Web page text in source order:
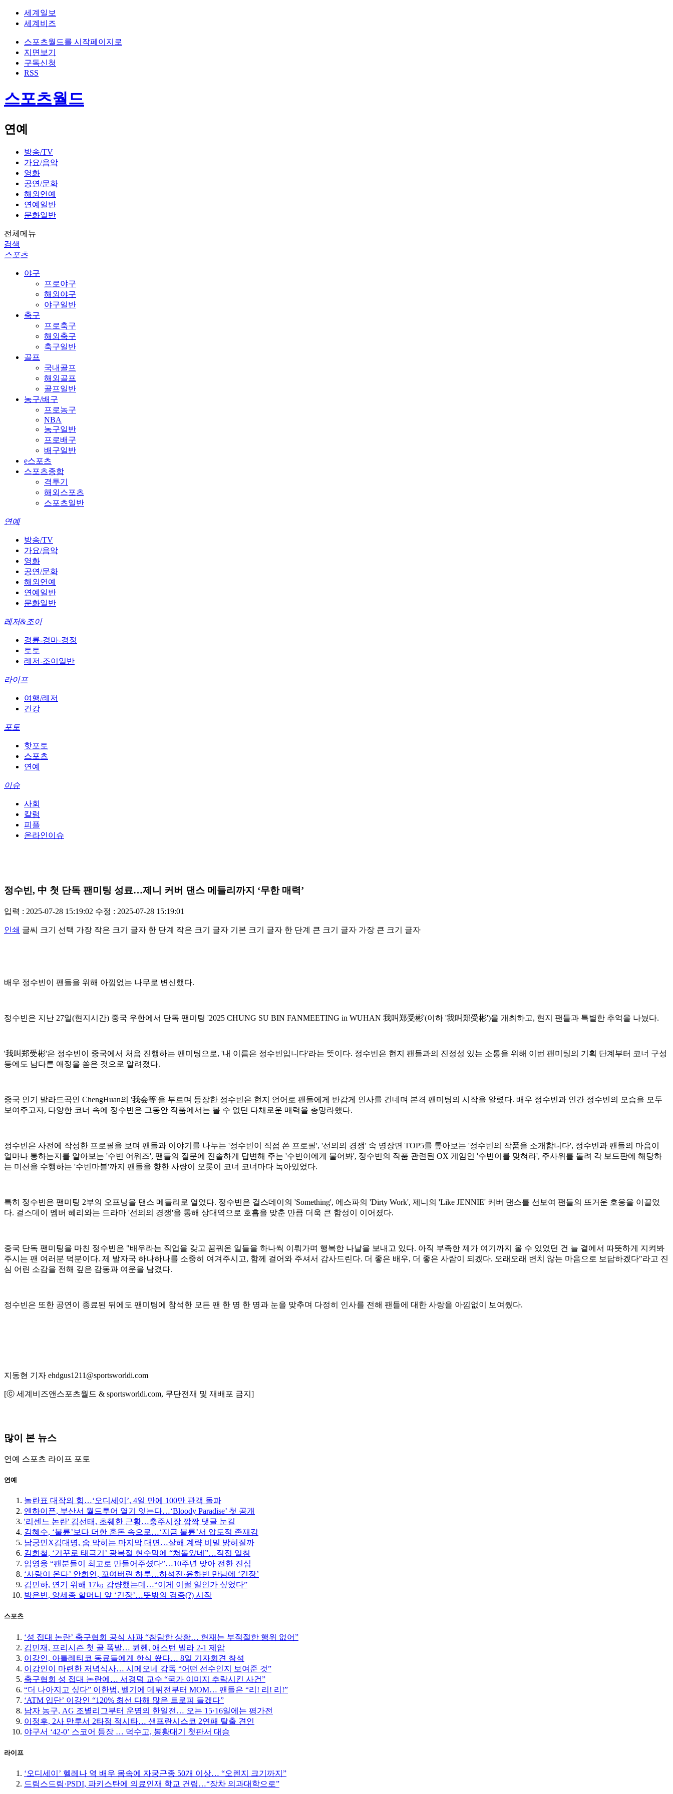
세계일보
세계비즈
스포츠월드를 시작페이지로
지면보기
구독신청
RSS
스포츠월드
연예
방송/TV
가요/음악
영화
공연/문화
해외연예
연예일반
문화일반
전체메뉴
검색
스포츠
야구
프로야구
해외야구
야구일반
축구
프로축구
해외축구
축구일반
골프
국내골프
해외골프
골프일반
농구/배구
프로농구
NBA
농구일반
프로배구
배구일반
e스포츠
스포츠종합
격투기
해외스포츠
스포츠일반
연예
방송/TV
가요/음악
영화
공연/문화
해외연예
연예일반
문화일반
레저&조이
경륜-경마-경정
토토
레저-조이일반
라이프
여행/레저
건강
포토
핫포토
스포츠
연예
이슈
사회
칼럼
피플
온라인이슈
정수빈, 中 첫 단독 팬미팅 성료…제니 커버 댄스 메들리까지 ‘무한 매력’
입력 : 2025-07-28 15:19:02 수정 : 2025-07-28 15:19:01
인쇄 글씨 크기 선택 가장 작은 크기 글자 한 단계 작은 크기 글자 기본 크기 글자 한 단계 큰 크기 글자 가장 큰 크기 글자
배우 정수빈이 팬들을 위해 아낌없는 나무로 변신했다.
정수빈은 지난 27일(현지시간) 중국 우한에서 단독 팬미팅 '2025 CHUNG SU BIN FANMEETING in WUHAN 我叫郑受彬'(이하 '我叫郑受彬')을 개최하고, 현지 팬들과 특별한 추억을 나눴다.
'我叫郑受彬'은 정수빈이 중국에서 처음 진행하는 팬미팅으로, '내 이름은 정수빈입니다'라는 뜻이다. 정수빈은 현지 팬들과의 진정성 있는 소통을 위해 이번 팬미팅의 기획 단계부터 코너 구성
등에도 남다른 애정을 쏟은 것으로 알려졌다.
중국 인기 발라드곡인 ChengHuan의 '我会等'을 부르며 등장한 정수빈은 현지 언어로 팬들에게 반갑게 인사를 건네며 본격 팬미팅의 시작을 알렸다. 배우 정수빈과 인간 정수빈의 모습을 모두
보여주고자, 다양한 코너 속에 정수빈은 그동안 작품에서는 볼 수 없던 다채로운 매력을 총망라했다.
정수빈은 사전에 작성한 프로필을 보며 팬들과 이야기를 나누는 '정수빈이 직접 쓴 프로필', '선의의 경쟁' 속 명장면 TOP5를 톺아보는 '정수빈의 작품을 소개합니다', 정수빈과 팬들의 마음이
얼마나 통하는지를 알아보는 '수빈 어워즈', 팬들의 질문에 진솔하게 답변해 주는 '수빈이에게 물어봐', 정수빈의 작품 관련된 OX 게임인 '수빈이를 맞혀라', 주사위를 돌려 각 보드판에 해당하
는 미션을 수행하는 '수빈마블'까지 팬들을 향한 사랑이 오롯이 코너 코너마다 녹아있었다.
특히 정수빈은 팬미팅 2부의 오프닝을 댄스 메들리로 열었다. 정수빈은 걸스데이의 'Something', 에스파의 'Dirty Work', 제니의 'Like JENNIE' 커버 댄스를 선보여 팬들의 뜨거운 호응을 이끌었
다. 걸스데이 멤버 혜리와는 드라마 '선의의 경쟁'을 통해 상대역으로 호흡을 맞춘 만큼 더욱 큰 함성이 이어졌다.
중국 단독 팬미팅을 마친 정수빈은 "배우라는 직업을 갖고 꿈꿔온 일들을 하나씩 이뤄가며 행복한 나날을 보내고 있다. 아직 부족한 제가 여기까지 올 수 있었던 건 늘 곁에서 따뜻하게 지켜봐
주시는 팬 여러분 덕분이다. 제 발자국 하나하나를 소중히 여겨주시고, 함께 걸어와 주셔서 감사드린다. 더 좋은 배우, 더 좋은 사람이 되겠다. 오래오래 변치 않는 마음으로 보답하겠다"라고 진
심 어린 소감을 전해 깊은 감동과 여운을 남겼다.
정수빈은 또한 공연이 종료된 뒤에도 팬미팅에 참석한 모든 팬 한 명 한 명과 눈을 맞추며 다정히 인사를 전해 팬들에 대한 사랑을 아낌없이 보여줬다.
지동현 기자 ehdgus1211@sportsworldi.com
[ⓒ 세계비즈앤스포츠월드 & sportsworldi.com, 무단전재 및 재배포 금지]
많이 본 뉴스
연예 스포츠 라이프 포토
연예
놀란표 대작의 힘…‘오디세이’, 4일 만에 100만 관객 돌파
엔하이픈, 부산서 월드투어 열기 잇는다…‘Bloody Paradise’ 첫 공개
'리센느 논란' 김선태, 초췌한 근황…충주시장 깜짝 댓글 눈길
김혜수, ‘불륜’보다 더한 혼돈 속으로…‘지금 불륜’서 압도적 존재감
남궁민X김대명, 숨 막히는 마지막 대면…살해 계략 비밀 밝혀질까
김희철, ‘거꾸로 태극기’ 광복절 현수막에 “쳐돌았네”…직접 일침
임영웅 “팬분들이 최고로 만들어주셨다”…10주년 맞아 전한 진심
‘사랑이 온다’ 안희연, 꼬여버린 하루…하석진·윤하빈 만남에 ‘긴장’
김민하, 연기 위해 17㎏ 감량했는데…“이게 이럴 일인가 싶었다”
박은빈, 양세종 할머니 앞 ‘긴장’…뜻밖의 검증(?) 시작
스포츠
‘성 접대 논란’ 축구협회 공식 사과 “참담한 상황… 현재는 부적절한 행위 없어”
김민재, 프리시즌 첫 골 폭발… 뮌헨, 애스턴 빌라 2-1 제압
이강인, 아틀레티코 동료들에게 한식 쐈다… 8일 기자회견 참석
이강인이 마련한 저녁식사… 시메오네 감독 “어떤 선수인지 보여준 것”
축구협회 성 접대 논란에… 서경덕 교수 “국가 이미지 추락시킨 사건”
“더 나아지고 싶다” 이한범, 벨기에 데뷔전부터 MOM… 팬들은 “리! 리! 리!”
‘ATM 입단’ 이강인 “120% 최선 다해 많은 트로피 들겠다”
남자 농구, AG 조별리그부터 운명의 한일전… 오는 15·16일에는 평가전
이정후, 2사 만루서 2타점 적시타… 샌프란시스코 2연패 탈출 견인
야구서 ‘42-0’ 스코어 등장 … 덕수고, 봉황대기 첫판서 대승
라이프
‘오디세이’ 헬레나 역 배우 몸속에 자궁근종 50개 이상… “오렌지 크기까지”
드림스드림·PSDI, 파키스탄에 의료인재 학교 건립…“장차 의과대학으로”